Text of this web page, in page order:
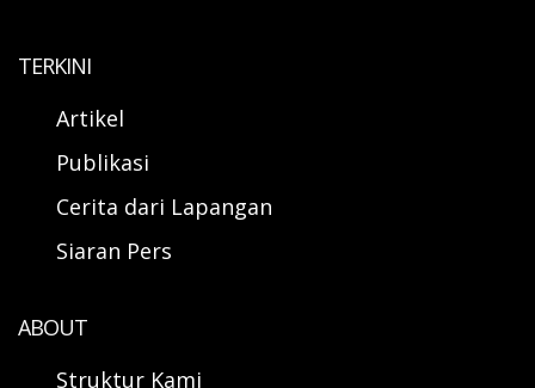
TERKINI
Artikel
Publikasi
Cerita dari Lapangan
Siaran Pers
ABOUT
Struktur Kami